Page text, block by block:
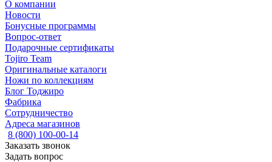
О компании
Новости
Бонусные программы
Вопрос-ответ
Подарочные сертификаты
Tojiro Team
Оригинальные каталоги
Ножи по коллекциям
Блог Тоджиро
Фабрика
Сотрудничество
Адреса магазинов
8 (800) 100-00-14
Заказать звонок
Задать вопрос